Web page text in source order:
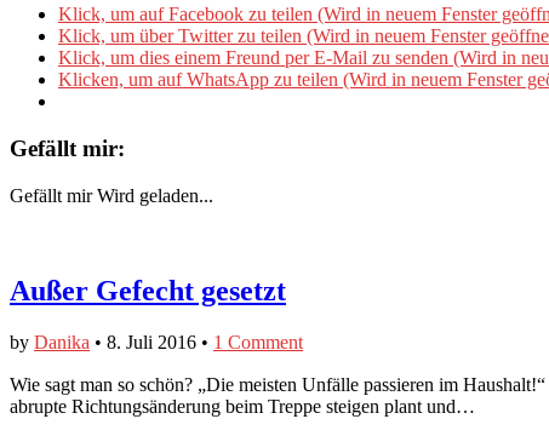
Klick, um auf Facebook zu teilen (Wird in neuem Fenster
Klick, um über Twitter zu teilen (Wird in neuem Fenster
Klick, um dies einem Freund per E-Mail zu senden (Wird in
Klicken, um auf WhatsApp zu teilen (Wird in neuem Fenster
Gefällt mir:
Gefällt mir Wird geladen...
Außer Gefecht gesetzt
by Danika • 8. Juli 2016 • 1 Comment
Wie sagt man so schön? „Die meisten Unfälle passieren im
abrupte Richtungsänderung beim Treppe steigen plant und…